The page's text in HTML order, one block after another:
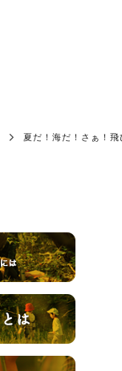
夏だ！海だ！さぁ！飛